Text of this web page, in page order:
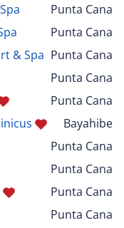
Punta Cana
Punta Cana
& Spa Punta Cana
Punta Cana
Punta Cana
Bayahibe
Punta Cana
Punta Cana
Punta Cana
Punta Cana